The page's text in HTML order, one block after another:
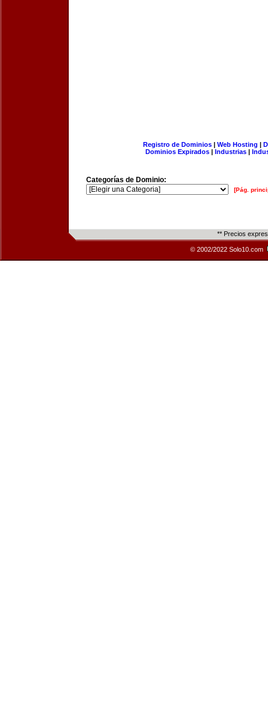
Registro de Dominios| Web Hosting |
Dominios Expirados | Industrias |
Categorías de Dominio:
[Pág.
** Precios
© 2002/2022 Solo10.com